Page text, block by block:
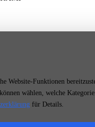
Website-Funktionen
wählen, welche
für Details.